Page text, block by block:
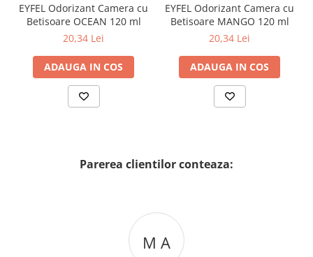
EYFEL Odorizant Camera cu
Betisoare OCEAN 120 ml
20,34 Lei
ADAUGA IN COS
EYFEL Odorizant Camera cu
Betisoare MANGO 120 ml
20,34 Lei
ADAUGA IN COS
Parerea clientilor conteaza:
M A